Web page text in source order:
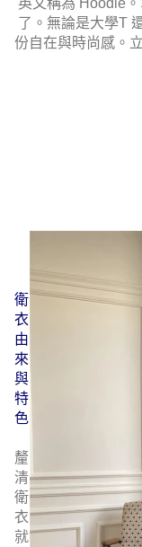
了。無論是大學T
份自在與時尚感。
衛
衣
由
來
與
特
色
釐
清
衛
衣
就